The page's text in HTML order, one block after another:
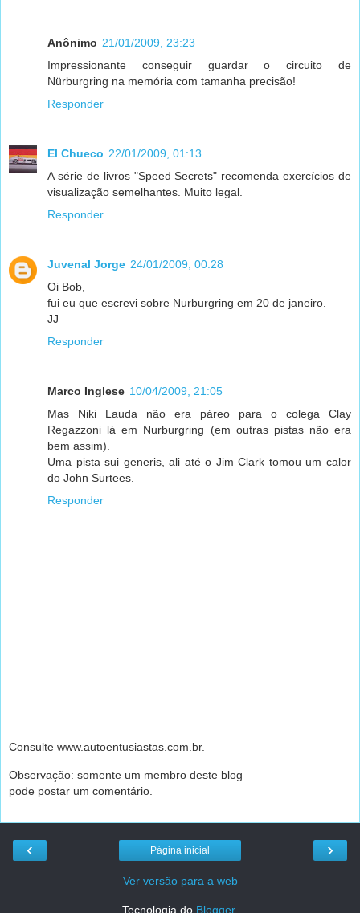
Anônimo 21/01/2009, 23:23
Impressionante conseguir guardar o circuito de
Nürburgring na memória com tamanha precisão!
Responder
El Chueco 22/01/2009, 01:13
A série de livros "Speed Secrets" recomenda exercícios de
visualização semelhantes. Muito legal.
Responder
Juvenal Jorge 24/01/2009, 00:28
Oi Bob,
fui eu que escrevi sobre Nurburgring em 20 de janeiro.
JJ
Responder
Marco Inglese 10/04/2009, 21:05
Mas Niki Lauda não era páreo para o colega Clay
Regazzoni lá em Nurburgring (em outras pistas não era
bem assim).
Uma pista sui generis, ali até o Jim Clark tomou um calor
do John Surtees.
Responder
Consulte www.autoentusiastas.com.br.
Observação: somente um membro deste blog
pode postar um comentário.
‹ ›
Página inicial
Ver versão para a web
Tecnologia do Blogger.